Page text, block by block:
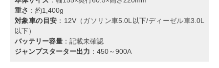
重さ ：約1,400g
対象車の目安 ：12V（ガソリン車5.0L以下/ディーゼル車3.0L
以下）
バッテリー容量 ：記載未確認
ジャンプスターター出力 ：450～900A